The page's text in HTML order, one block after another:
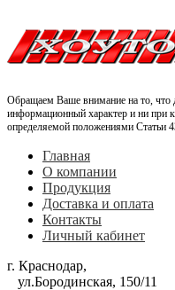
Обращаем Ваше внимание на то, что
информационный характер и ни при
определяемой положениями Статьи
Главная
О компании
Продукция
Доставка и оплата
Контакты
Личный кабинет
г. Краснодар,
ул.Бородинская, 150/11